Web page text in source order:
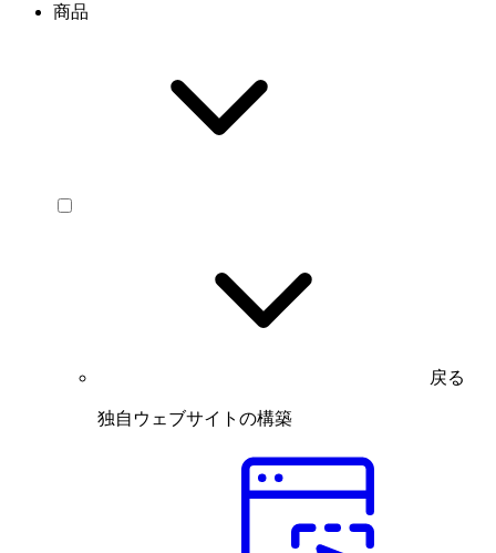
商品
戻る
独自ウェブサイトの構築